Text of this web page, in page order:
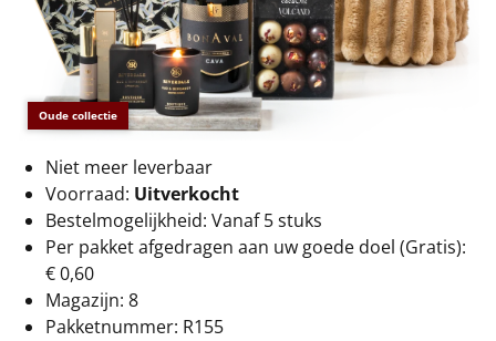
Alle kerstpakketten 2026
Thema
Origineel
Rituals
Luxe
Mannen
Oude collectie
Niet meer leverbaar
Voorraad: Uitverkocht
Bestelmogelijkheid: Vanaf 5 stuks
Per pakket afgedragen aan uw goede doel (Gratis):
€ 0,60
Magazijn: 8
Pakketnummer: R155